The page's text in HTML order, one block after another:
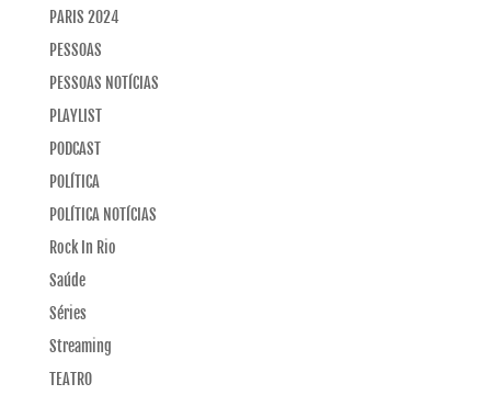
PARIS 2024
PESSOAS
PESSOAS NOTÍCIAS
PLAYLIST
PODCAST
POLÍTICA
POLÍTICA NOTÍCIAS
Rock In Rio
Saúde
Séries
Streaming
TEATRO